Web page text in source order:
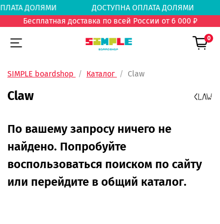
ОПЛАТА ДОЛЯМИ
ДОСТУПНА ОПЛАТА
Бесплатная доставка по всей России от 6 000 ₽
0
SIMPLE boardshop Каталог Claw
Claw
По вашему запросу ничего не
найдено. Попробуйте
воспользоваться поиском по сайту
или перейдите в общий каталог.